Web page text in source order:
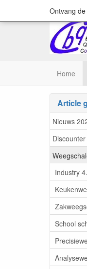
Home
Article
Nieuws
Discounter
Industry
School
Ontvang